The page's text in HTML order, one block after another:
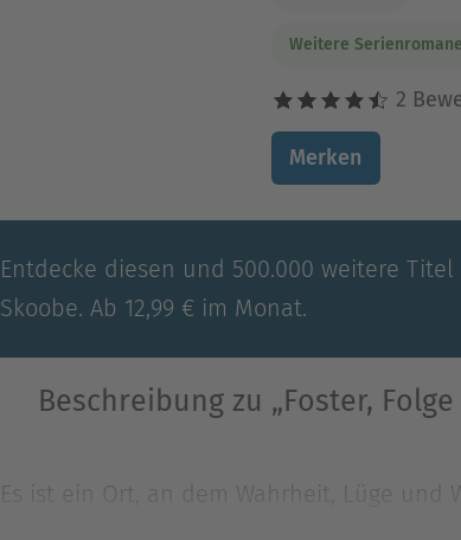
Weitere
2
Merken
Entdecke diesen und 500.000 weitere
Skoobe. Ab 12,99 € im Monat.
Beschreibung zu „Foster,
Es ist ein Ort, an dem Wahrheit, Lüge und